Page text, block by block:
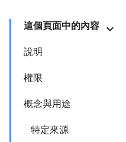
這個頁面中的內容
說明
權限
概念與用途
特定來源